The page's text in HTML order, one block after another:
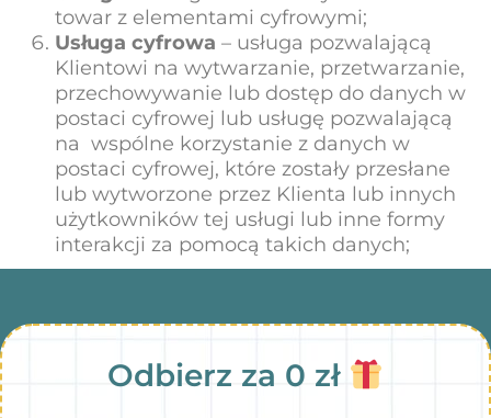
towar z elementami cyfrowymi;
Usługa cyfrowa – usługa pozwalającą
Klientowi na wytwarzanie, przetwarzanie,
przechowywanie lub dostęp do danych w
postaci cyfrowej lub usługę pozwalającą
na wspólne korzystanie z danych w
postaci cyfrowej, które zostały przesłane
lub wytworzone przez Klienta lub innych
użytkowników tej usługi lub inne formy
interakcji za pomocą takich danych;
Odbierz za 0 zł